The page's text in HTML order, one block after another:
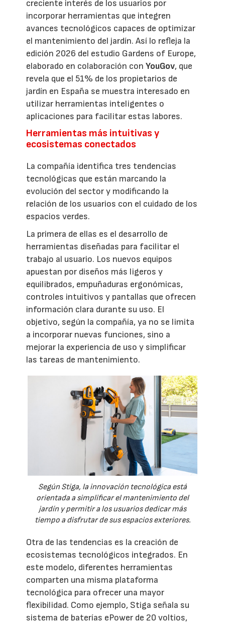
creciente interés de los usuarios por
incorporar herramientas que integren
avances tecnológicos capaces de optimizar
el mantenimiento del jardín. Así lo refleja la
edición 2026 del estudio Gardens of Europe,
elaborado en colaboración conYouGov, que
revela que el 51% de los propietarios de
jardín en España se muestra interesado en
utilizar herramientas inteligentes o
aplicaciones para facilitar estas labores.
Herramientas más intuitivas y
ecosistemas conectados
La compañía identifica tres tendencias
tecnológicas que están marcando la
evolución del sector y modificando la
relación de los usuarios con el cuidado de los
espacios verdes.
La primera de ellas es el desarrollo de
herramientas diseñadas para facilitar el
trabajo al usuario. Los nuevos equipos
apuestan por diseños más ligeros y
equilibrados, empuñaduras ergonómicas,
controles intuitivos y pantallas que ofrecen
información clara durante su uso. El
objetivo, según la compañía, ya no se limita
a incorporar nuevas funciones, sino a
mejorar la experiencia de uso y simplificar
las tareas de mantenimiento.
Según Stiga, la innovación tecnológica está
orientada a simplificar el mantenimiento del
jardín y permitir a los usuarios dedicar más
tiempo a disfrutar de sus espacios exteriores.
Otra de las tendencias es la creación de
ecosistemas tecnológicos integrados. En
este modelo, diferentes herramientas
comparten una misma plataforma
tecnológica para ofrecer una mayor
flexibilidad. Como ejemplo, Stiga señala su
sistema de baterías ePower de 20 voltios,